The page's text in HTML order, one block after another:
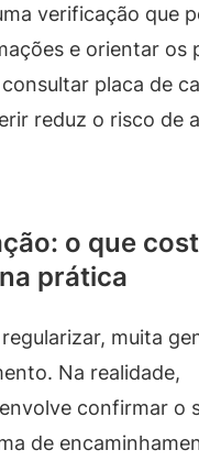
verificação que
e orientar os
placa de
reduz o risco de
o que
prática
muita
Na realidade,
confirmar o
de